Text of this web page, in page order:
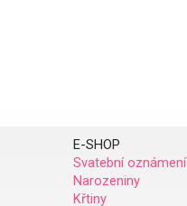
E-SHOP
Svatební oznámení
Narozeniny
Křtiny